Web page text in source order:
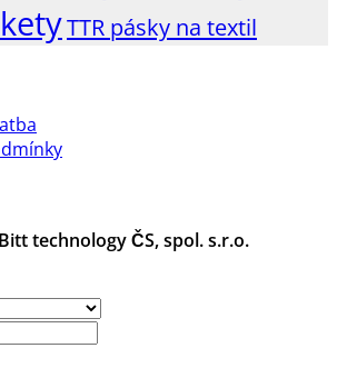
tiskněte
s
25
mm
Přehled
tisk
názvem
TTR pásky na textil
Bitt technology ČS, spol. s.r.o.